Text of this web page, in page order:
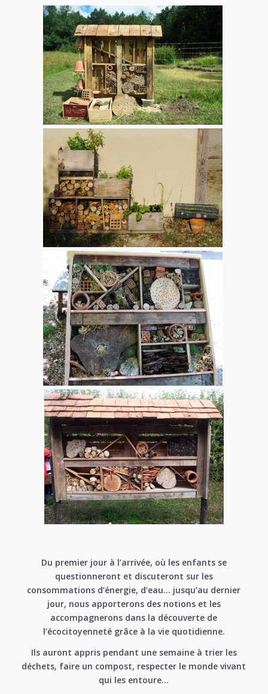
Du premier jour à l’arrivée, où les enfants se
questionneront et discuteront sur les
consommations d’énergie, d’eau… jusqu’au dernier
jour, nous apporterons des notions et les
accompagnerons dans la découverte de
l’écocitoyenneté grâce à la vie quotidienne.
Ils auront appris pendant une semaine à trier les
déchets, faire un compost, respecter le monde vivant
qui les entoure…